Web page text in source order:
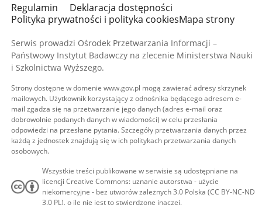
Regulamin
Deklaracja dostępności
Polityka prywatności i polityka cookiesMapa strony
Serwis prowadzi Ośrodek Przetwarzania Informacji –
Państwowy Instytut Badawczy na zlecenie Ministerstwa Nauki
i Szkolnictwa Wyższego.
Strony dostępne w domenie www.gov.pl mogą zawierać adresy skrzynek
mailowych. Użytkownik korzystający z odnośnika będącego adresem e-
mail zgadza się na przetwarzanie jego danych (adres e-mail oraz
dobrowolnie podanych danych w wiadomości) w celu przesłania
odpowiedzi na przesłane pytania. Szczegóły przetwarzania danych przez
każdą z jednostek znajdują się w ich politykach przetwarzania danych
osobowych.
Wszystkie treści publikowane w serwisie są udostępniane na
licencji Creative Commons: uznanie autorstwa - użycie
niekomercyjne - bez utworów zależnych 3.0 Polska (CC BY-NC-ND
3.0 PL), o ile nie jest to stwierdzone inaczej.